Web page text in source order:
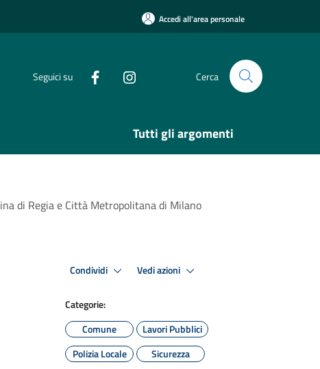
Accedi all'area personale
Seguici su Cerca
Tutti gli argomenti
di Regia e Città Metropolitana di Milano
Condividi Vedi azioni
Categorie:
Comune
Lavori Pubblici
Polizia Locale
Sicurezza